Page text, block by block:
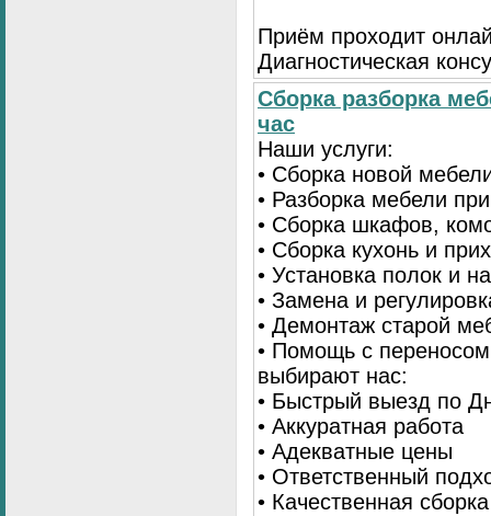
Приём проходит
Диагностическая
Сборка разборка
час
Наши услуги:
• Сборка новой
• Разборка мебели
• Сборка шкафов,
• Сборка кухонь и
• Установка полок и
• Замена и
• Демонтаж старой
• Помощь с
выбирают нас:
• Быстрый выезд по
• Аккуратная работа
• Адекватные цены
• Ответственный
• Качественная